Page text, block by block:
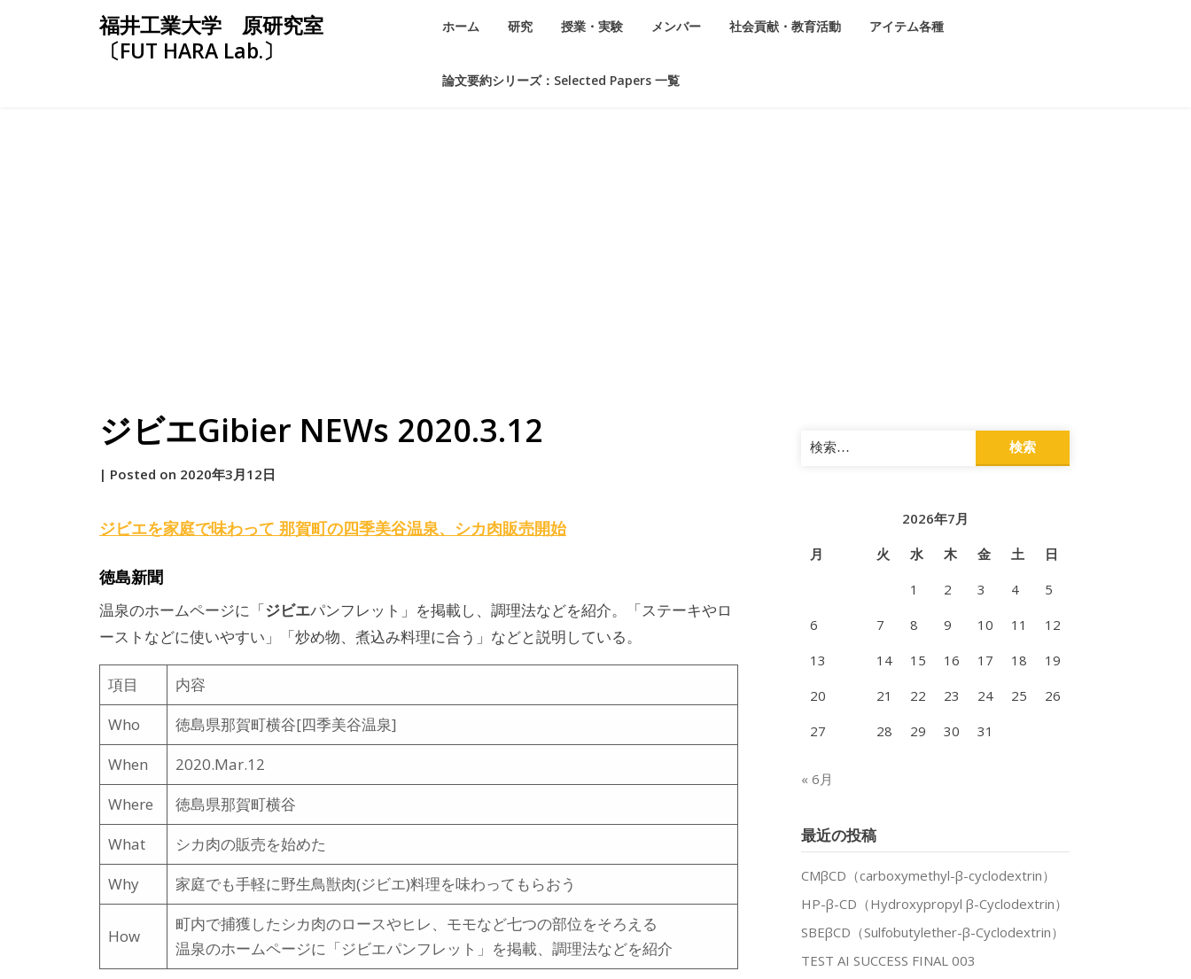
福井工業大学 原研究室
〔FUT HARA Lab.〕
ホーム 研究 授業・実験 メンバー 社会貢献・教育活動 アイテム各種
論文要約シリーズ：Selected Papers 一覧
ジビエGibier NEWs 2020.3.12
by
| Posted on 2020年3月12日
ジビエを家庭で味わって 那賀町の四季美谷温泉、シカ肉販売開始
徳島新聞
温泉のホームページに「ジビエパンフレット」を掲載し、調理法などを紹介。「ステーキやロ
ーストなどに使いやすい」「炒め物、煮込み料理に合う」などと説明している。
項目
内容
Who
徳島県那賀町横谷[四季美谷温泉]
When
2020.Mar.12
Where
徳島県那賀町横谷
What
シカ肉の販売を始めた
Why
家庭でも手軽に野生鳥獣肉(ジビエ)料理を味わってもらおう
How
町内で捕獲したシカ肉のロースやヒレ、モモなど七つの部位をそろえる
温泉のホームページに「ジビエパンフレット」を掲載、調理法などを紹介
検
索:
2026年7月
月
火 水 木 金 土
日
1
2 3 4
5
6
7 8 9 10 11
12
13
14 15 16 17 18
19
20
21 22 23 24 25
26
27
28 29 30 31
« 6月
最近の投稿
CMβCD（carboxymethyl-β-cyclodextrin）
HP-β-CD（Hydroxypropyl β-Cyclodextrin）
SBEβCD（Sulfobutylether-β-Cyclodextrin）
TEST AI SUCCESS FINAL 003